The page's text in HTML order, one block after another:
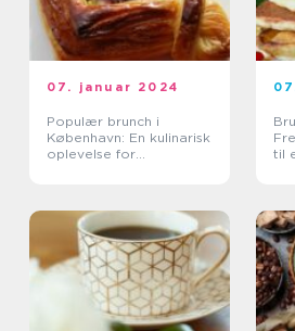
07. januar 2024
Populær brunch i
København: En kulinarisk
oplevelse for
til